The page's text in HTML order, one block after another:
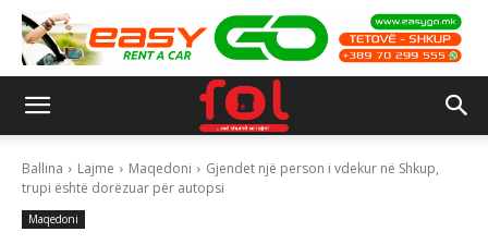
Ballina Lajme Maqedoni
Gjendet një person i vdekur në Shkup,
trupi është dorëzuar për autopsi
Maqedoni